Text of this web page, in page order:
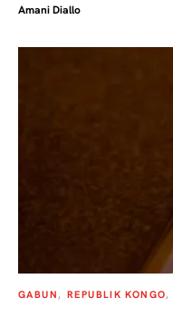
Amani Diallo
GABUN REPUBLIK KONGO